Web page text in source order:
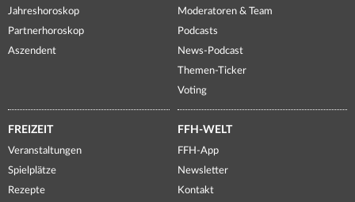
Jahreshoroskop
Partnerhoroskop
Aszendent
Moderatoren & Team
Podcasts
News-Podcast
Themen-Ticker
Voting
FREIZEIT
Veranstaltungen
Spielplätze
Rezepte
FFH-WELT
FFH-App
Newsletter
Kontakt